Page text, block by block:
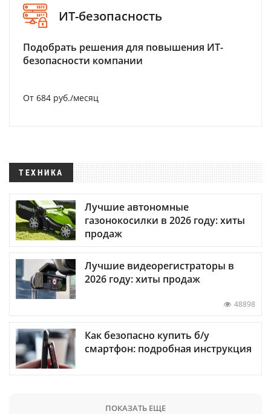
ИТ-безопасность
Подобрать решения для повышения ИТ-
безопасности компании
От 684 руб./месяц
ТЕХНИКА
Лучшие автономные
газонокосилки в 2026 году: хиты
продаж
Лучшие видеорегистраторы в
2026 году: хиты продаж
48898
Как безопасно купить б/у
смартфон: подробная инструкция
ПОКАЗАТЬ ЕЩЕ